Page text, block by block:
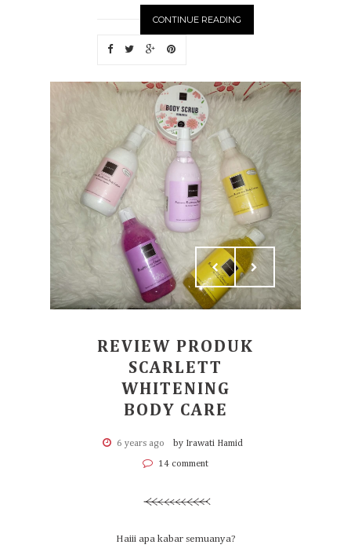
CONTINUE READING
REVIEW PRODUK
SCARLETT
WHITENING
BODY CARE
6 years ago by Irawati Hamid
14 comment
Haiii apa kabar semuanya?